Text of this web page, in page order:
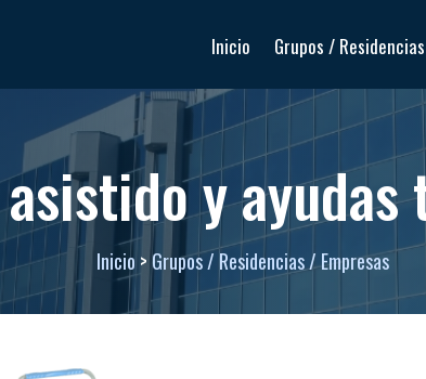
Inicio Grupos /
y ayudas
Inicio > Grupos / Residencias / Empresas